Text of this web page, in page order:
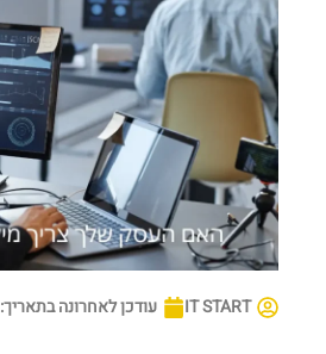
IT START עודכן לאחרונה בתאריך: